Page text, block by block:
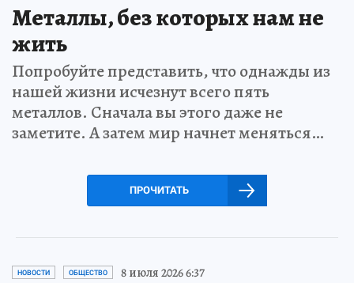
Металлы, без которых нам не
жить
Попробуйте представить, что однажды из
нашей жизни исчезнут всего пять
металлов. Сначала вы этого даже не
заметите. А затем мир начнет меняться…
ПРОЧИТАТЬ
НОВОСТИ ОБЩЕСТВО 8 июля 2026 6:37